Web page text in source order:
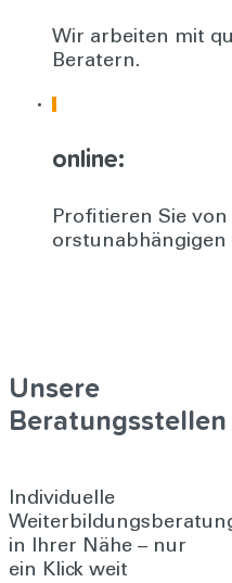
Wir arbeiten mit
Beratern.
online:
Profitieren Sie von
Unsere
Beratungsstellen
Individuelle
in Ihrer Nähe – nur
ein Klick weit